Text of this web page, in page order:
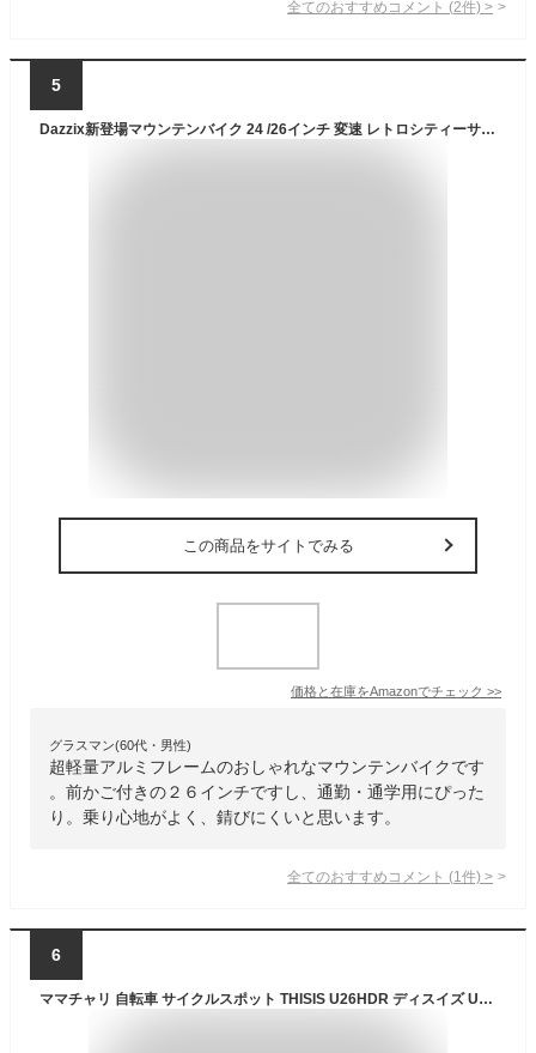
全てのおすすめコメント (2件) >
5
Dazzix新登場マウンテンバイク 24 /26インチ 変速 レトロシティーサイクル、 大人用クルージング自転車ディスクブレーキ 超軽量アルミフレーム 太いタイヤ 軽量 通勤 通学 街乗り 初心者 プレゼント 自転車調節可能なシート 男性 女性 初心者 (26インチ,シングルスピード/イエロー)
この商品をサイトでみる
価格と在庫をAmazonでチェック >>
グラスマン(60代・男性)
超軽量アルミフレームのおしゃれなマウンテンバイクです
。前かご付きの２６インチですし、通勤・通学用にぴった
り。乗り心地がよく、錆びにくいと思います。
全てのおすすめコメント (1 件) >
6
ママチャリ 自転車 サイクルスポット THISIS U26HDR ディスイズ U26HDR 26インチ [CS-THISIS U26HDR BAA]